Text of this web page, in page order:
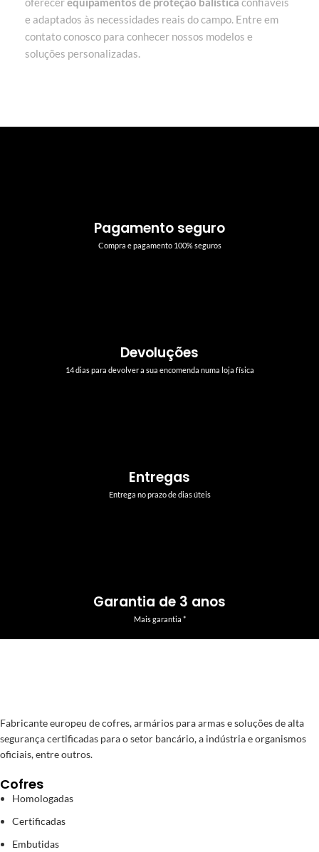
e adaptados às necessidades reais do campo. Entre em
contato conosco para conhecer nossos modelos e
soluções personalizadas.
Pagamento seguro
Compra e pagamento 100% seguros
Devoluções
14 dias para devolver a sua encomenda numa loja física
Entregas
Entrega no prazo de dias úteis
Garantia de 3 anos
Mais garantia *
Fabricante europeu de cofres, armários para armas e soluções de alta
segurança certificadas para o setor bancário, a indústria e organismos
oficiais, entre outros.
Cofres
Homologadas
Certificadas
Embutidas